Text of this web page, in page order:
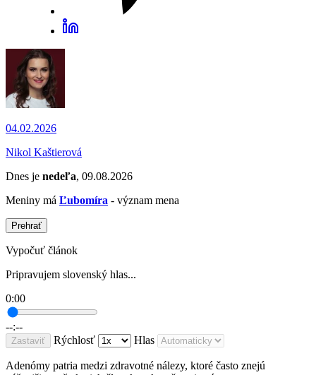
04.02.2026
Nikol Kaštierová
Dnes je nedeľa, 09.08.2026
Meniny má Ľubomíra - význam mena
Prehrať
Vypočuť článok
Pripravujem slovenský hlas...
0:00
--:--
Zastaviť Rýchlosť Hlas
Adenómy patria medzi zdravotné nálezy, ktoré často znejú